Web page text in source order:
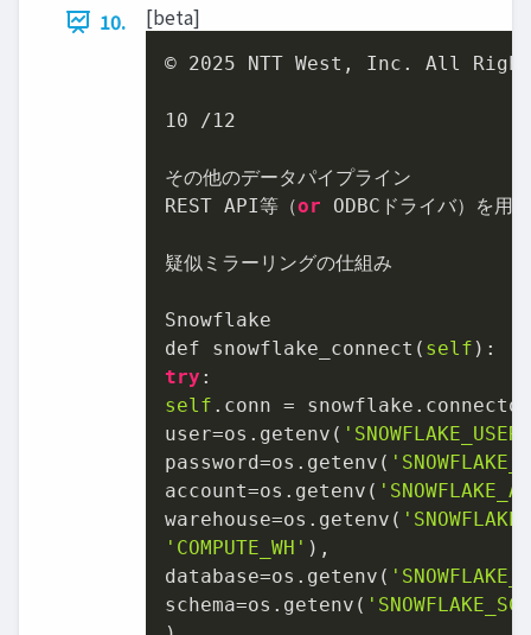
10. [beta]
© 2025 NTT West, Inc. All
10 /12
その他のデータパイプライン
REST API等（or ODBCドライバ）を用
疑似ミラーリングの仕組み
Snowflake
def snowflake_connect( self
try
self .conn =
user=os.getenv( 'SNOWFLAKE_USER'
password=os.getenv(
account=os.getenv(
warehouse=os.getenv(
'COMPUTE_WH' ),
database=os.getenv(
schema=os.getenv(